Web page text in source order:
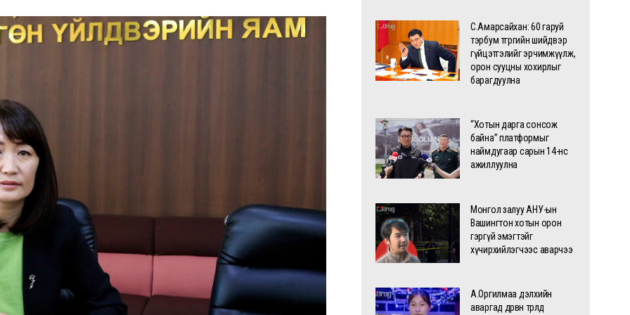
С.Амарсайхан: 60 гаруй
тэрбум төгрөгийн шийдвэр
гүйцэтгэлийг эрчимжүүлж,
орон сууцны хохирлыг
барагдуулна
“Хотын дарга сонсож
байна” платформыг
наймдугаар сарын 14-нөөс
ажиллуулна
Монгол залуу АНУ-ын
Вашингтон хотын орон
гэргүй эмэгтэйг
хүчирхийлэгчээс аварчээ
А.Оргилмаа дэлхийн
аваргад дөрвөн төрөлд